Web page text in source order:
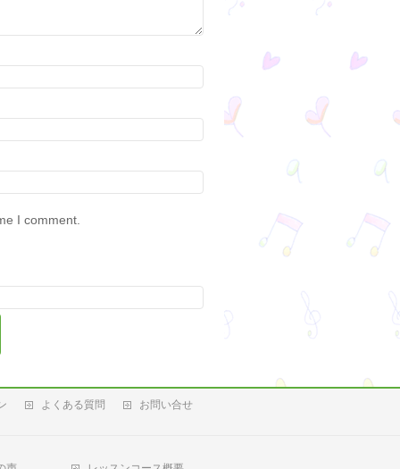
I comment.
よくある質問 お問い合せ